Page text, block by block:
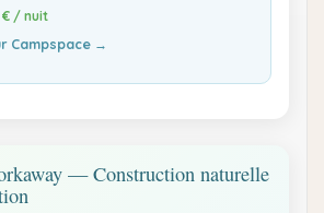
€ / nuit
Campspace →
— Construction naturelle